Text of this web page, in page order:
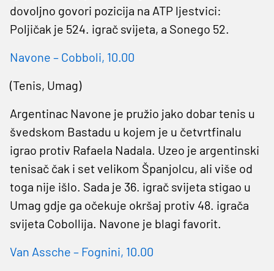
dovoljno govori pozicija na ATP ljestvici:
Poljičak je 524. igrač svijeta, a Sonego 52.
Navone – Cobboli, 10.00
(Tenis, Umag)
Argentinac Navone je pružio jako dobar tenis u
švedskom Bastadu u kojem je u četvrtfinalu
igrao protiv Rafaela Nadala. Uzeo je argentinski
tenisač čak i set velikom Španjolcu, ali više od
toga nije išlo. Sada je 36. igrač svijeta stigao u
Umag gdje ga očekuje okršaj protiv 48. igrača
svijeta Cobollija. Navone je blagi favorit.
Van Assche – Fognini, 10.00